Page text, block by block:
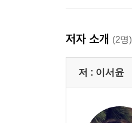
저자 소개 (2명)
저 : 이서윤